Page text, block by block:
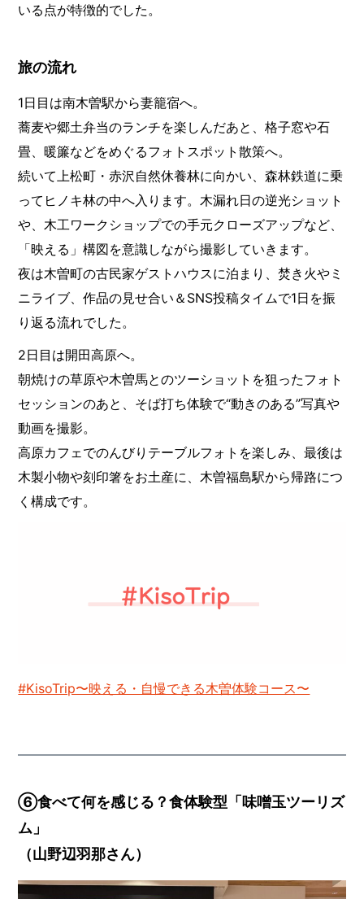
いる点が特徴的でした。
旅の流れ
1日目は南木曽駅から妻籠宿へ。
蕎麦や郷土弁当のランチを楽しんだあと、格子窓や石
畳、暖簾などをめぐるフォトスポット散策へ。
続いて上松町・赤沢自然休養林に向かい、森林鉄道に乗
ってヒノキ林の中へ入ります。木漏れ日の逆光ショット
や、木工ワークショップでの手元クローズアップなど、
「映える」構図を意識しながら撮影していきます。
夜は木曽町の古民家ゲストハウスに泊まり、焚き火やミ
ニライブ、作品の見せ合い＆SNS投稿タイムで1日を振
り返る流れでした。
2日目は開田高原へ。
朝焼けの草原や木曽馬とのツーショットを狙ったフォト
セッションのあと、そば打ち体験で“動きのある”写真や
動画を撮影。
高原カフェでのんびりテーブルフォトを楽しみ、最後は
木製小物や刻印箸をお土産に、木曽福島駅から帰路につ
く構成です。
#KisoTrip〜映える・自慢できる木曽体験コース〜
⑥食べて何を感じる？食体験型「味噌玉ツーリズ
ム」
（山野辺羽那さん）